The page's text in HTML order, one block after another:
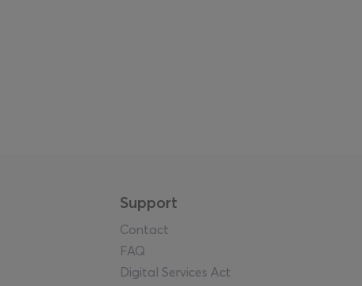
Support
Contact
FAQ
Digital Services Act